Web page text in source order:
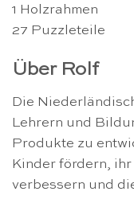
1 Holzrahmen
27 Puzzleteile
Über Rolf
Die
Lehrern und
Produkte zu
Kinder fördern,
verbessern und